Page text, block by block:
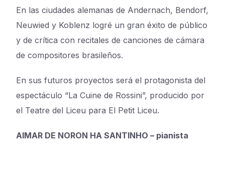
En las ciudades alemanas de Andernach, Bendorf,
Neuwied y Koblenz logré un gran éxito de público
y de crítica con recitales de canciones de cámara
de compositores brasileños.
En sus futuros proyectos será el protagonista del
espectáculo “La Cuine de Rossini”, producido por
el Teatre del Liceu para El Petit Liceu.
AIMAR DE NORON HA SANTINHO – pianista